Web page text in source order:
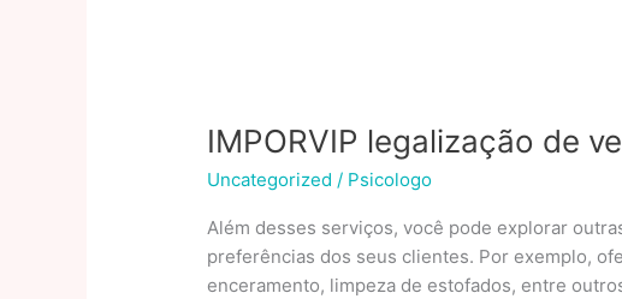
IMPORVIP legalização de
Uncategorized / Psicologo
Além desses serviços, você pode explorar
preferências dos seus clientes. Por exemplo,
enceramento, limpeza de estofados, entre